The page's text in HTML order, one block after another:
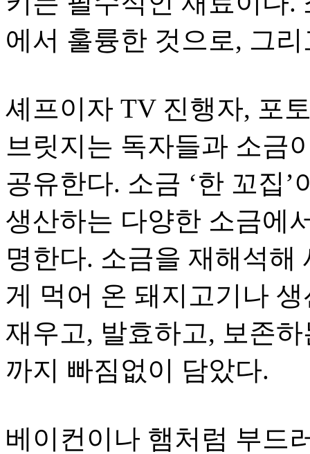
에서 훌륭한 것으로, 그
셰프이자 TV 진행자, 포
브릿지는 독자들과 소금
공유한다. 소금 ‘한 꼬집
생산하는 다양한 소금에
명한다. 소금을 재해석해
게 먹어 온 돼지고기나
재우고, 발효하고, 보존
까지 빠짐없이 담았다.
베이컨이나 햄처럼 부드